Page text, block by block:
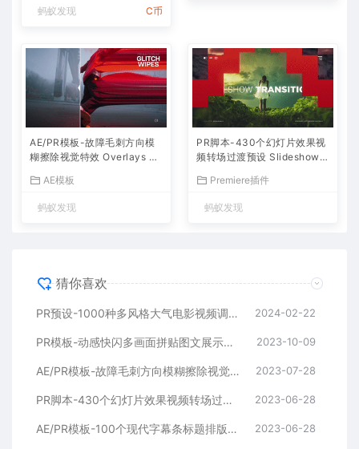
蚂蚁发现 C币
AE/PR模板-故障毛刺方向模
糊擦除视觉特效 Overlays Gli
AE模板
蚂蚁发现
PR脚本-430个幻灯片效果视
频转场过渡预设 Slideshow T
Premiere插件
蚂蚁发现
猜你喜欢
PR预设-1000种多风格大气电影视频调色 Cinematic Color Presets 2024-02-22
PR模板-动感快闪多画面拼贴图文展示片头 GradientBlend Stomp Promo 2023-10-09
AE/PR模板-故障毛刺方向模糊擦除视觉特效 Overlays Glitch Wipes 2023-07-28
PR脚本-430个幻灯片效果视频转场过渡预设 Slideshow Transitions 2023-06-28
AE/PR模板-100个现代字幕条标题排版动画 LowerThirds 2023-06-28